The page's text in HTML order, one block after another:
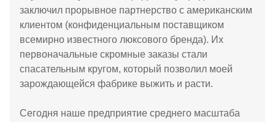
заключил прорывное партнерство с американским
клиентом (конфиденциальным поставщиком
всемирно известного люксового бренда). Их
первоначальные скромные заказы стали
спасательным кругом, который позволил моей
зарождающейся фабрике выжить и расти.
Сегодня наше предприятие среднего масштаба